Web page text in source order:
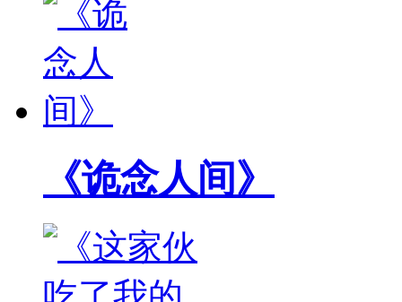
《诡念人间》